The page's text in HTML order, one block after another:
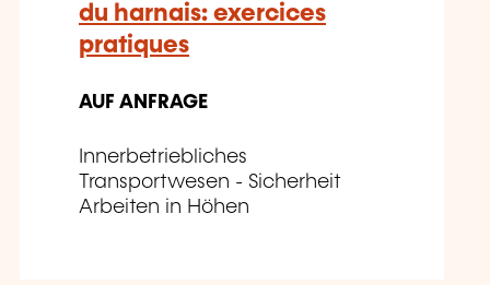
du harnais: exercices
pratiques
AUF ANFRAGE
Innerbetriebliches
Transportwesen - Sicherheit
Arbeiten in Höhen